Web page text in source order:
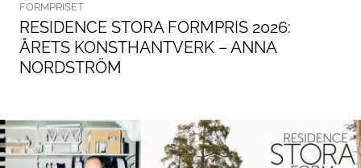
FORMPRISET
RESIDENCE STORA FORMPRIS 2026:
ÅRETS KONSTHANTVERK – ANNA
NORDSTRÖM